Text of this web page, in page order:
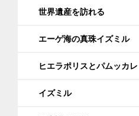
世界遺産を訪れる
エーゲ海の真珠イズミル
ヒエラポリスとパムッカレ
イズミル